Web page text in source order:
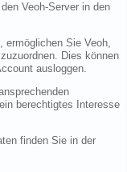
Veoh-Server in den
Sie Veoh,
Dies können
ausloggen.
berechtigtes Interesse
finden Sie in der